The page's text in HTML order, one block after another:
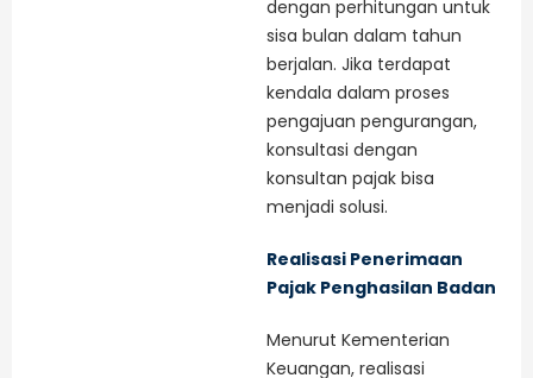
dengan perhitungan untuk
sisa bulan dalam tahun
berjalan. Jika terdapat
kendala dalam proses
pengajuan pengurangan,
konsultasi dengan
konsultan pajak bisa
menjadi solusi.
Realisasi Penerimaan
Pajak Penghasilan Badan
Menurut Kementerian
Keuangan, realisasi